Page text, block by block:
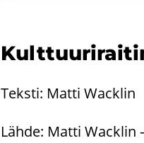
Teks­ti: Matti Wacklin
Lähde: Matti Wacklin